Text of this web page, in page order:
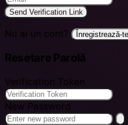
Send Verification Link
Nu ai un cont? Înregistrează-
Resetare Parolă
Verification Token
New Password